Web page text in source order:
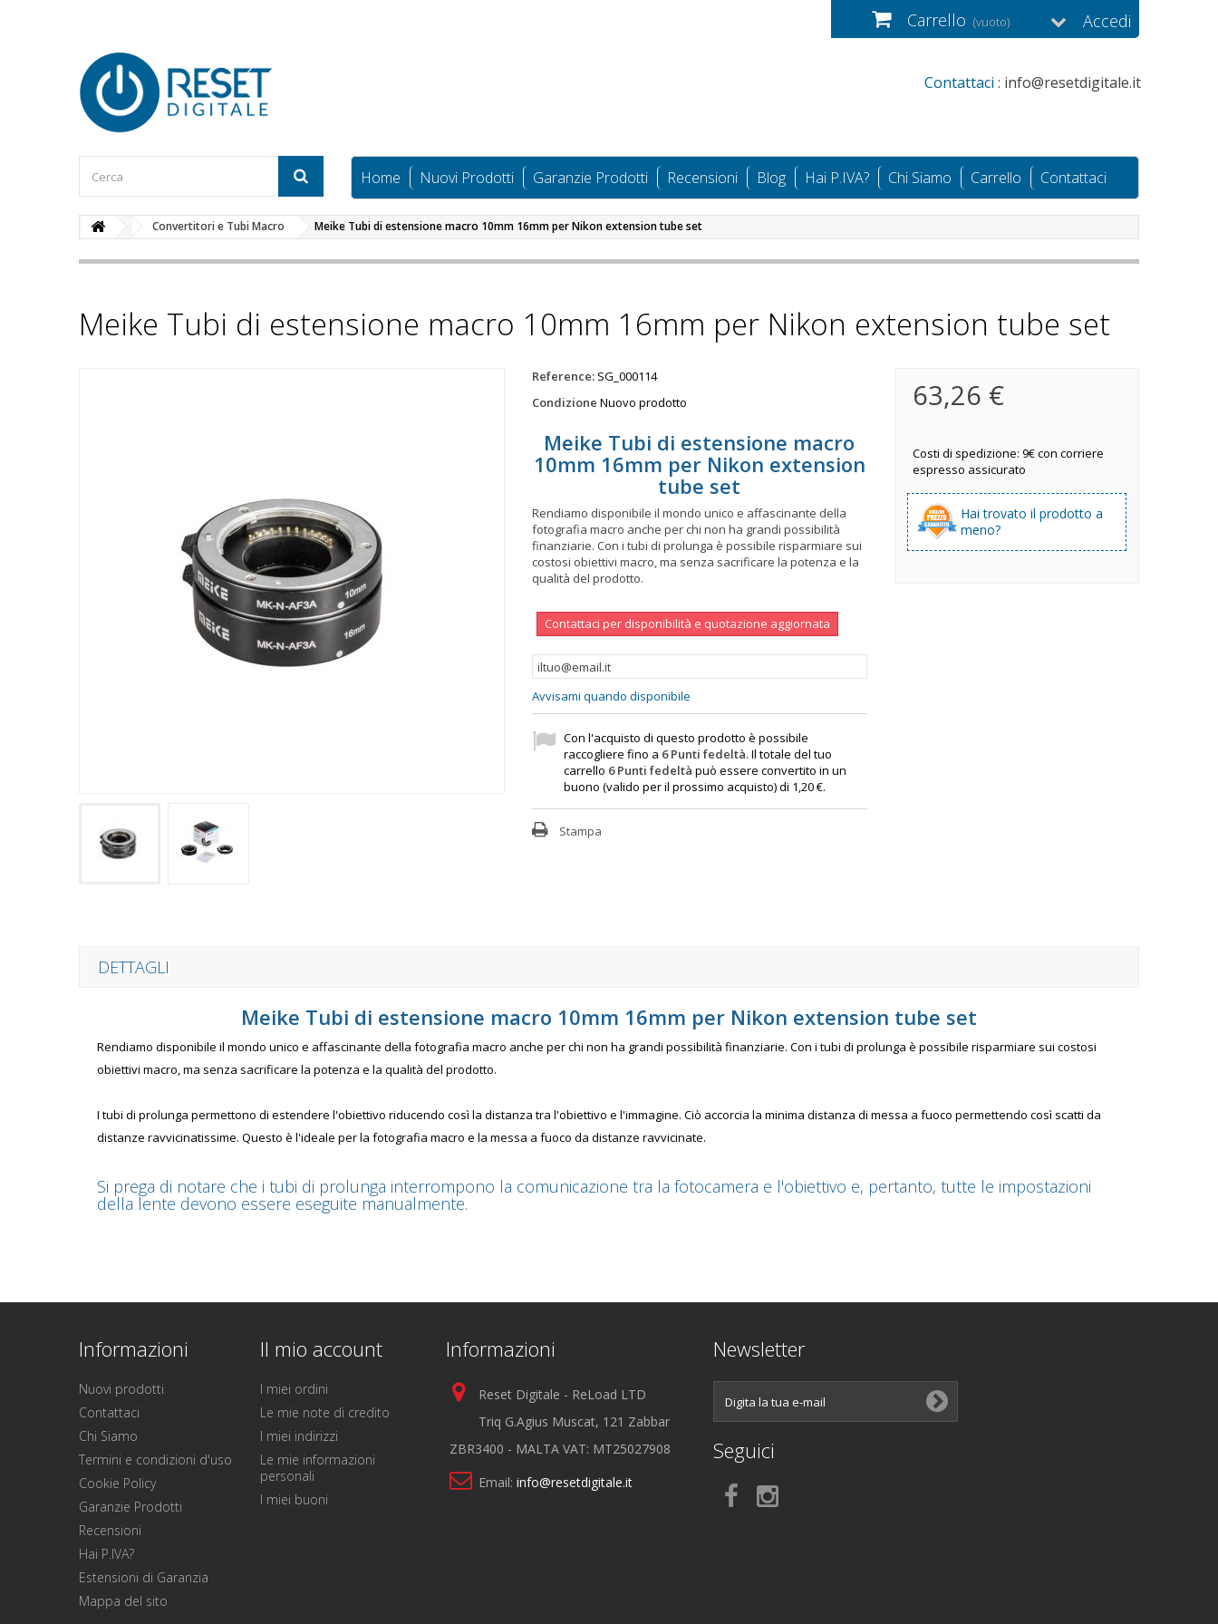
Accedi
Carrello (vuoto)
Contattaci : info@resetdigitale.it
Home Nuovi Prodotti Garanzie Prodotti Recensioni Blog Hai P.IVA? Chi Siamo Carrello Contattaci
Convertitori e Tubi Macro Meike Tubi di estensione macro 10mm 16mm per Nikon extension tube set
Meike Tubi di estensione macro 10mm 16mm per Nikon extension tube set
Reference: SG_000114
Condizione Nuovo prodotto
Meike Tubi di estensione macro
10mm 16mm per Nikon extension
tube set
Rendiamo disponibile il mondo unico e affascinante della
fotografia macro anche per chi non ha grandi possibilità
finanziarie. Con i tubi di prolunga è possibile risparmiare sui
costosi obiettivi macro, ma senza sacrificare la potenza e la
qualità del prodotto.
Contattaci per disponibilità e quotazione aggiornata
Avvisami quando disponibile
Con l'acquisto di questo prodotto è possibile
raccogliere fino a 6Punti fedeltà. Il totale del tuo
carrello 6Punti fedeltà può essere convertito in un
buono (valido per il prossimo acquisto) di 1,20 €.
Stampa
63,26 €
Costi di spedizione: 9€ con corriere
espresso assicurato
Hai trovato il prodotto a
meno?
DETTAGLI
Meike Tubi di estensione macro 10mm 16mm per Nikon extension tube set
Rendiamo disponibile il mondo unico e affascinante della fotografia macro anche per chi non ha grandi possibilità finanziarie. Con i tubi di prolunga è possibile risparmiare sui costosi
obiettivi macro, ma senza sacrificare la potenza e la qualità del prodotto.
I tubi di prolunga permettono di estendere l'obiettivo riducendo così la distanza tra l'obiettivo e l'immagine. Ciò accorcia la minima distanza di messa a fuoco permettendo così scatti da
distanze ravvicinatissime. Questo è l'ideale per la fotografia macro e la messa a fuoco da distanze ravvicinate.
Si prega di notare che i tubi di prolunga interrompono la comunicazione tra la fotocamera e l'obiettivo e, pertanto, tutte le impostazioni
della lente devono essere eseguite manualmente.
Informazioni
Nuovi prodotti
Contattaci
Chi Siamo
Termini e condizioni d'uso
Cookie Policy
Garanzie Prodotti
Recensioni
Hai P.IVA?
Estensioni di Garanzia
Mappa del sito
Il mio account
I miei ordini
Le mie note di credito
I miei indirizzi
Le mie informazioni
personali
I miei buoni
Informazioni
Reset Digitale - ReLoad LTD
Triq G.Agius Muscat, 121 Zabbar
ZBR3400 - MALTA VAT: MT25027908
Email: info@resetdigitale.it
Newsletter
Seguici